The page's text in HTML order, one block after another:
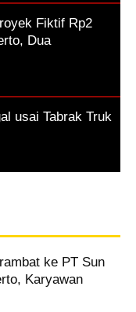
Fiktif Rp2
Dua
usai Tabrak Truk
ke PT Sun
Karyawan